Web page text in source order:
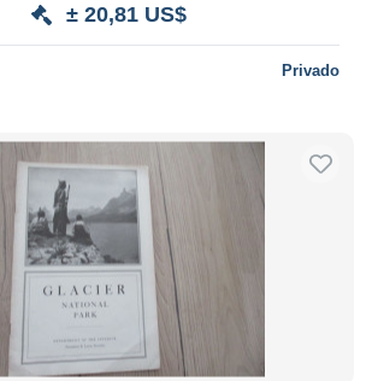
± 20,81 US$
Privado